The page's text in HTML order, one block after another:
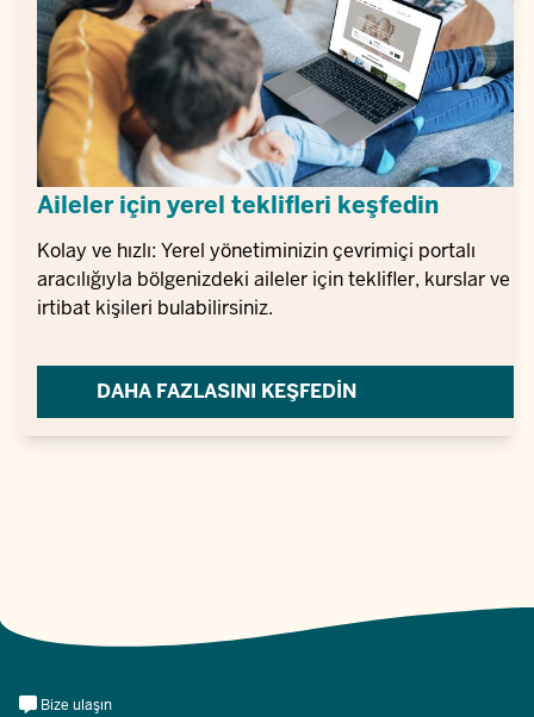
Aileler için yerel teklifleri keşfedin
Kolay ve hızlı: Yerel yönetiminizin çevrimiçi portalı
aracılığıyla bölgenizdeki aileler için teklifler, kurslar ve
irtibat kişileri bulabilirsiniz.
DAHA FAZLASINI KEŞFEDIN
MetaBize ulaşın